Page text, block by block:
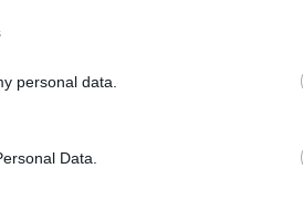
personal data.
Data.